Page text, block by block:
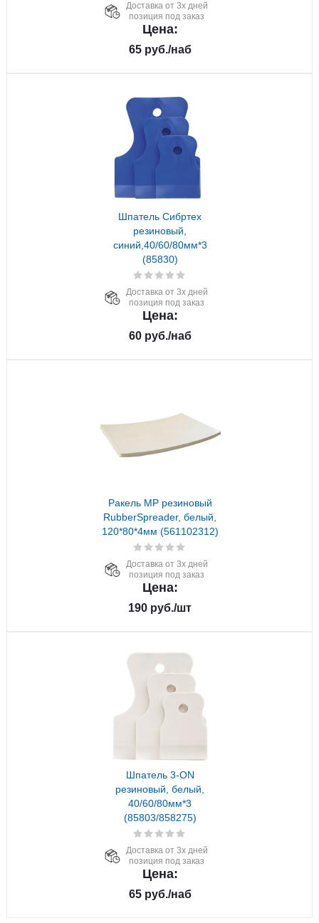
Доставка от 3х дней
позиция под заказ
Цена:
65руб./наб
Шпатель Сибртех
резиновый,
синий,40/60/80мм*3
(85830)
Доставка от 3х дней
позиция под заказ
Цена:
60руб./наб
Ракель МР резиновый
RubberSpreader, белый,
120*80*4мм (561102312)
Доставка от 3х дней
позиция под заказ
Цена:
190 руб./шт
Шпатель 3-ON
резиновый, белый,
40/60/80мм*3
(85803/858275)
Доставка от 3х дней
позиция под заказ
Цена:
65руб./наб